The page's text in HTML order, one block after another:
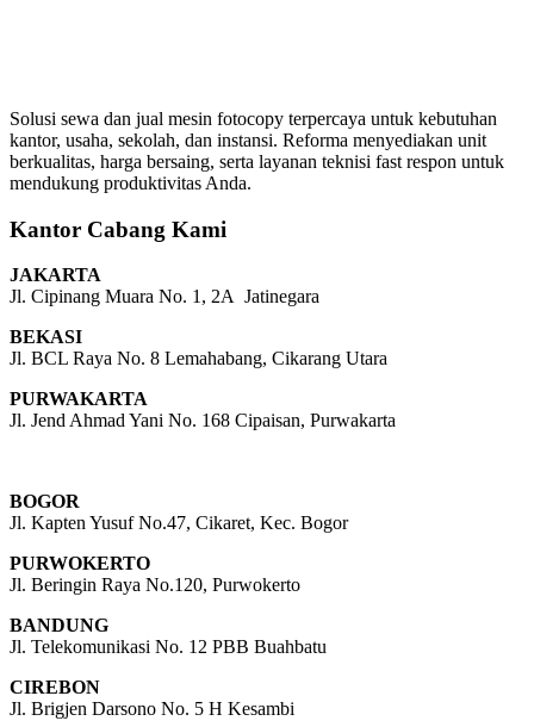
Solusi sewa dan jual mesin fotocopy terpercaya untuk kebutuhan
kantor, usaha, sekolah, dan instansi. Reforma menyediakan unit
berkualitas, harga bersaing, serta layanan teknisi fast respon untuk
mendukung produktivitas Anda.
Kantor Cabang Kami
JAKARTA
Jl. Cipinang Muara No. 1, 2A Jatinegara
BEKASI
Jl. BCL Raya No. 8 Lemahabang, Cikarang Utara
PURWAKARTA
Jl. Jend Ahmad Yani No. 168 Cipaisan, Purwakarta
BOGOR
Jl. Kapten Yusuf No.47, Cikaret, Kec. Bogor
PURWOKERTO
Jl. Beringin Raya No.120, Purwokerto
BANDUNG
Jl. Telekomunikasi No. 12 PBB Buahbatu
CIREBON
Jl. Brigjen Darsono No. 5 H Kesambi